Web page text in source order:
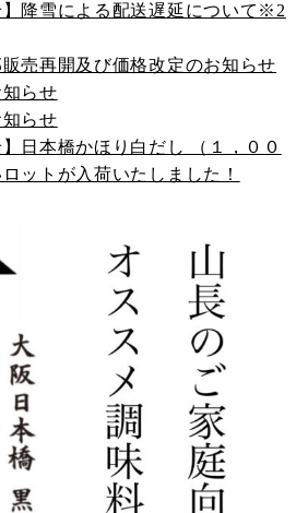
】降雪による配送遅延について※2
売再開及び価格改定のお知らせ
らせ
らせ
】日本橋かほり白だし （１，００
ットが入荷いたしました！